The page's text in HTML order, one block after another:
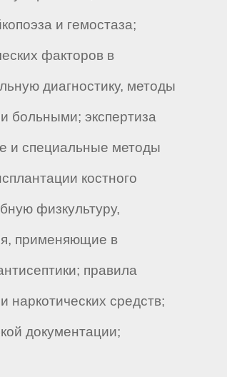
и гемостаза;
факторов в
диагностику, методы
больными; экспертиза
и специальные методы
костного
физкультуру,
применяющие в
правила
наркотических средств;
документации;